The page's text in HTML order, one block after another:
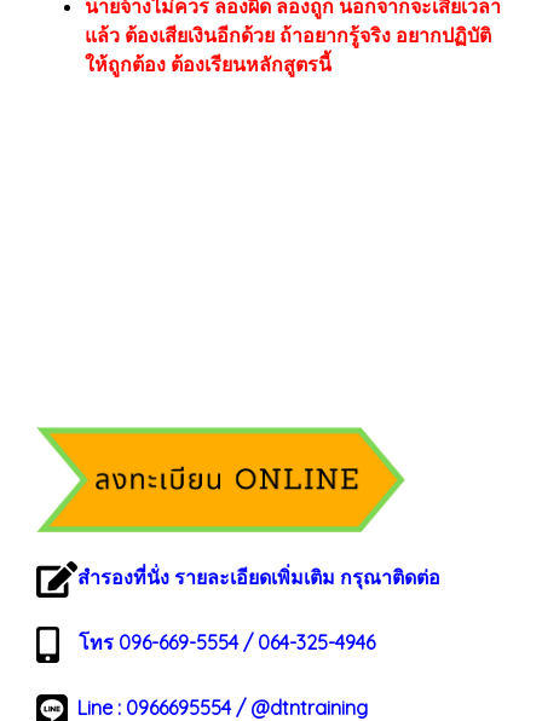
นายจ้างไม่ควร ลองผิด ลองถูก นอกจากจะเสียเวลา
แล้ว ต้องเสียเงินอีกด้วย ถ้าอยากรู้จริง อยากปฏิบัติ
ให้ถูกต้อง ต้องเรียนหลักสูตรนี้
สำรองที่นั่ง รายละเอียดเพิ่มเติม กรุณาติดต่อ
โทร 096-669-5554 / 064-325-4946
Line : 0966695554/ @dtntraining